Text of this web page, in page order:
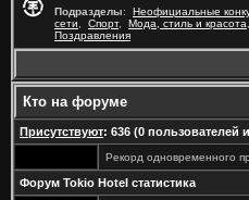
Подразделы: Неофициальные
сети
Спорт, Мода, стиль и красота
Поздравления
Кто на форуме
Присутствуют: 636 (0 пользователей
Рекорд одновременного
Форум Tokio Hotel статистика